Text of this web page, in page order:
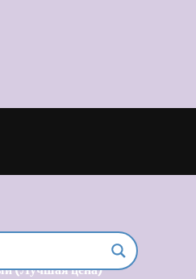
Timo Briana
(Лучшая цена)